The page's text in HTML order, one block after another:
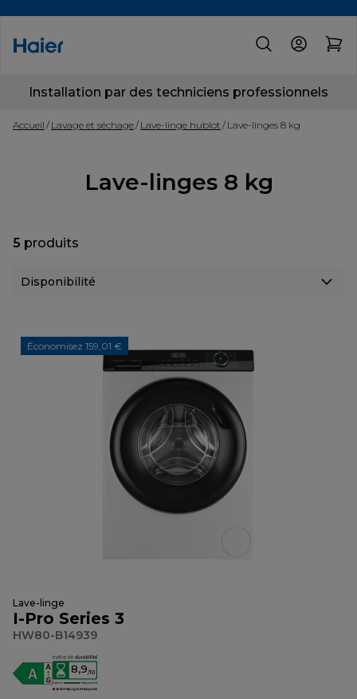
Installation par des techniciens professionnels
Accueil Lavage et séchage Lave-linge hublot Lave-linges 8 kg
Lave-linges 8 kg
5 produits
Économisez 159,01 €
Lave-linge
I-Pro Series 3
HW80-B14939
8,9/10